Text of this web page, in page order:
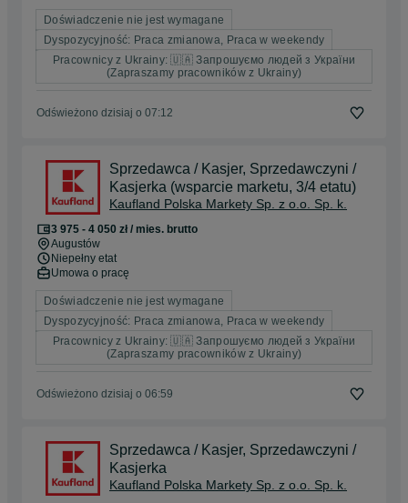
Doświadczenie nie jest wymagane
Dyspozycyjność: Praca zmianowa, Praca w weekendy
Pracownicy z Ukrainy: 🇺🇦 Запрошуємо людей з України
(Zapraszamy pracowników z Ukrainy)
Odświeżono dzisiaj o 07:12
Sprzedawca / Kasjer, Sprzedawczyni /
Kasjerka (wsparcie marketu, 3/4 etatu)
Kaufland Polska Markety Sp. z o.o. Sp. k.
3 975 - 4 050 zł / mies. brutto
Augustów
Niepełny etat
Umowa o pracę
Doświadczenie nie jest wymagane
Dyspozycyjność: Praca zmianowa, Praca w weekendy
Pracownicy z Ukrainy: 🇺🇦 Запрошуємо людей з України
(Zapraszamy pracowników z Ukrainy)
Odświeżono dzisiaj o 06:59
Sprzedawca / Kasjer, Sprzedawczyni /
Kasjerka
Kaufland Polska Markety Sp. z o.o. Sp. k.